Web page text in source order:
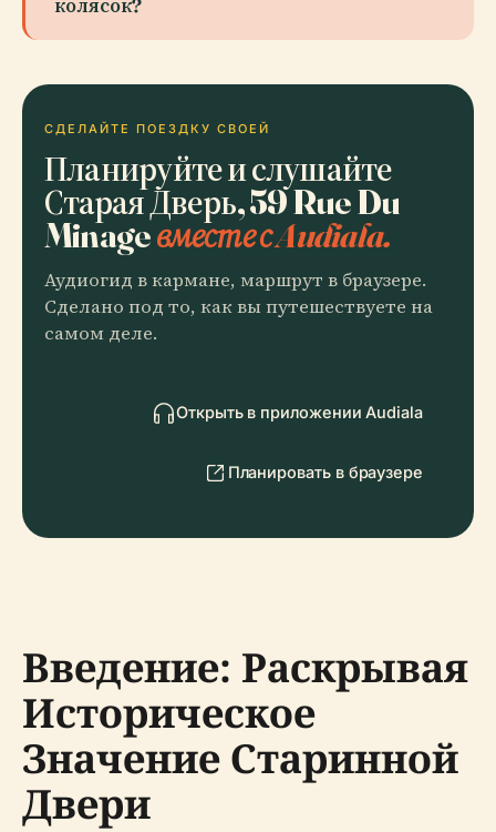
колясок?
СДЕЛАЙТЕ ПОЕЗДКУ СВОЕЙ
Планируйте и слушайте
Старая Дверь, 59 Rue Du
Minageвместе с Audiala.
Аудиогид в кармане, маршрут в браузере.
Сделано под то, как вы путешествуете на
самом деле.
Открыть в приложении Audiala
Планировать в браузере
Введение: Раскрывая
Историческое
Значение Старинной
Двери